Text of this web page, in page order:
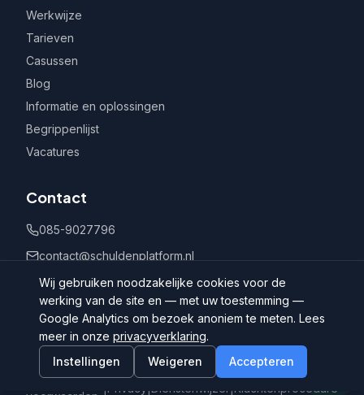
Werkwijze
Tarieven
Casussen
Blog
Informatie en oplossingen
Begrippenlijst
Vacatures
Contact
085-9027796
contact@schuldenplatform.nl
Postbus 802, 7400 AV Deventer
©
Schuldenplatform.nl
Algemene
|Privacy |Dienstenwijzer |Klachtenprocedure
Wij gebruiken noodzakelijke cookies voor de
werking van de site en — met uw toestemming —
Google Analytics om bezoek anoniem te meten. Lees
meer in onze privacyverklaring.
Instellingen
Weigeren Accepteren